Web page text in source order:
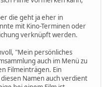
die geht ja eher in
mit Kino-Terminen oder
verknüpft werden.
"Mein persönliches
auch im Menü zu
Filmeinträgen. Ein
Namen auch verdient